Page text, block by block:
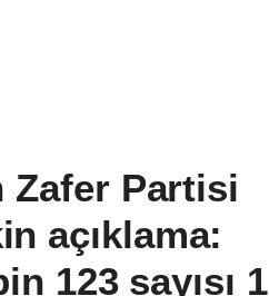
Zafer Partisi
açıklama:
123 sayısı 1